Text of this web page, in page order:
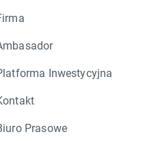
Inwestycyjna
Prasowe